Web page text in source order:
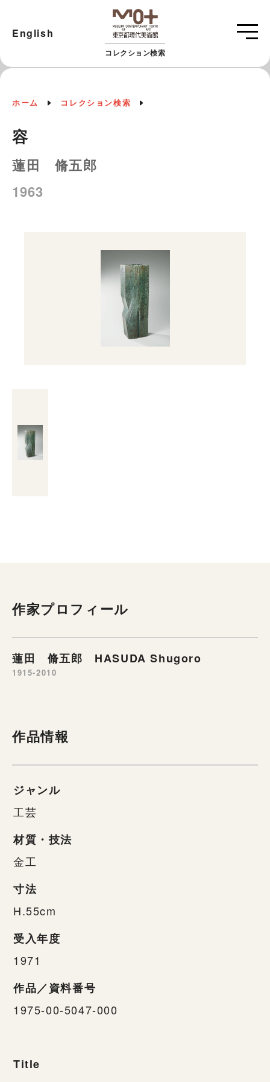
コレクション検索
English
ホーム コレクション検索
容
蓮田 脩五郎
1963
作家プロフィール
蓮田 脩五郎 HASUDA Shugoro
1915-2010
作品情報
ジャンル
工芸
材質・技法
金工
寸法
H.55cm
受入年度
1971
作品／資料番号
1975-00-5047-000
Title